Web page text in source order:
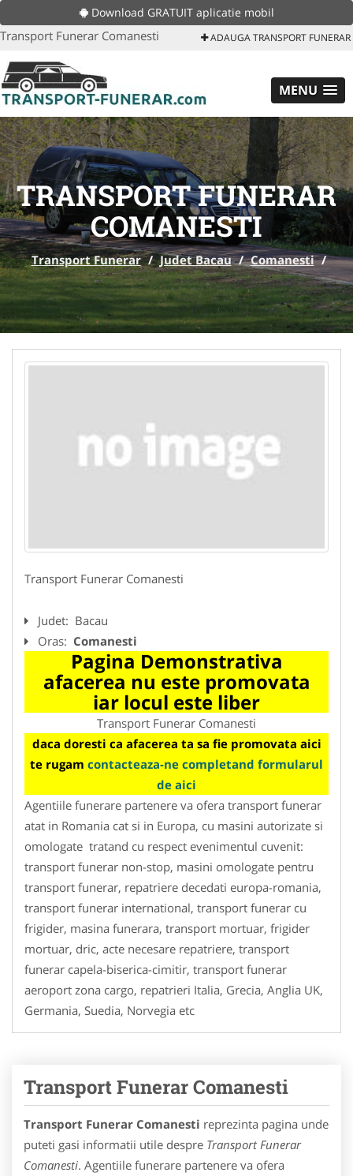
Download GRATUIT aplicatie mobil
Transport Funerar Comanesti ADAUGA TRANSPORT FUNERAR
MENU
TRANSPORT FUNERAR
COMANESTI
Transport Funerar / Judet Bacau / Comanesti /
Transport Funerar Comanesti
Judet: Bacau
Oras: Comanesti
Pagina Demonstrativa
afacerea nu este promovata
iar locul este liber
Transport Funerar Comanesti
daca doresti ca afacerea ta sa fie promovata aici
te rugam contacteaza-ne completand formularul
de aici
Agentiile funerare partenere va ofera transport funerar
atat in Romania cat si in Europa, cu masini autorizate si
omologate tratand cu respect evenimentul cuvenit:
transport funerar non-stop, masini omologate pentru
transport funerar, repatriere decedati europa-romania,
transport funerar international, transport funerar cu
frigider, masina funerara, transport mortuar, frigider
mortuar, dric, acte necesare repatriere, transport
funerar capela-biserica-cimitir, transport funerar
aeroport zona cargo, repatrieri Italia, Grecia, Anglia UK,
Germania, Suedia, Norvegia etc
Transport Funerar Comanesti
Transport Funerar Comanesti reprezinta pagina unde
puteti gasi informatii utile despre Transport Funerar
Comanesti. Agentiile funerare partenere va ofera